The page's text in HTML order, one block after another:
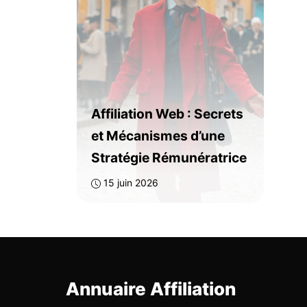
Affiliation Web : Secrets
et Mécanismes d’une
Stratégie Rémunératrice
15 juin 2026
Annuaire Affiliation